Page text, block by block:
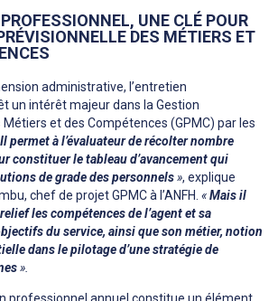
UNE CLÉ POUR
DES MÉTIERS ET
administrative, l’entretien
un intérêt majeur dans la Gestion
Métiers et des Compétences (GPMC) par les
Il permet à l’évaluateur de récolter nombre
constituer le tableau d’avancement qui
de grade des personnels», explique
chef de projet GPMC à l’ANFH. «Mais il
les compétences de l’agent et sa
du service, ainsi que son métier, notion
dans le pilotage d’une stratégie de
».